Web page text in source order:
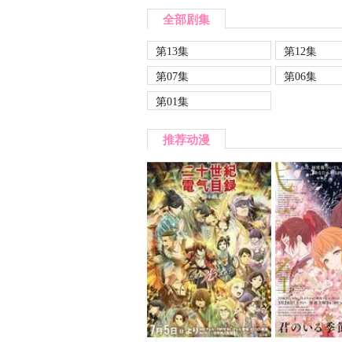
全部剧集
第13集 第12集
第07集
第06集
第01集
推荐动漫